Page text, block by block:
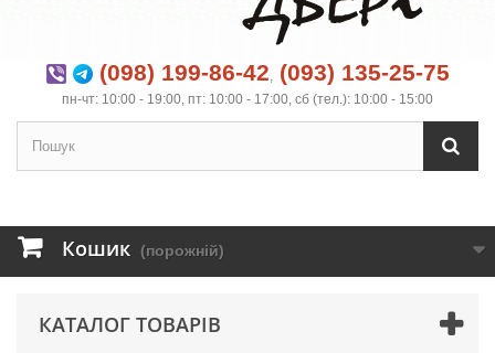
(098) 199-86-42, (093) 135-25-75
пн-чт: 10:00 - 19:00, пт: 10:00 - 17:00, сб (тел.): 10:00 - 15:00
Кошик (порожній)
КАТАЛОГ ТОВАРІВ